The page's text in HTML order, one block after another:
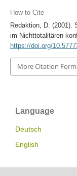
How to Cite
Redaktion, D. (2001).
im Nichttotalitären
https://doi.org/
More Citation
Language
Deutsch
English